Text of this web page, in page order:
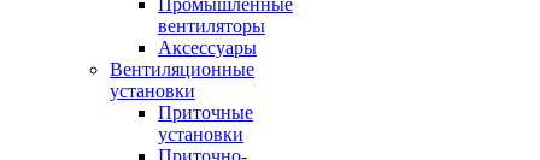
Промышленные
вентиляторы
Аксессуары
Вентиляционные
установки
Приточные
установки
Приточно-